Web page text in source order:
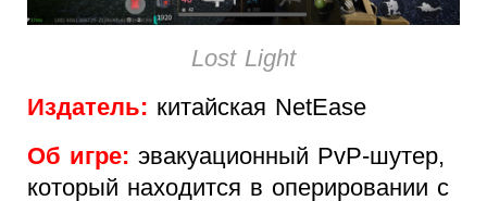
Lost Light
Издатель: китайская NetEase
Об игре: эвакуационный PvP-шутер,
который находится в оперировании с